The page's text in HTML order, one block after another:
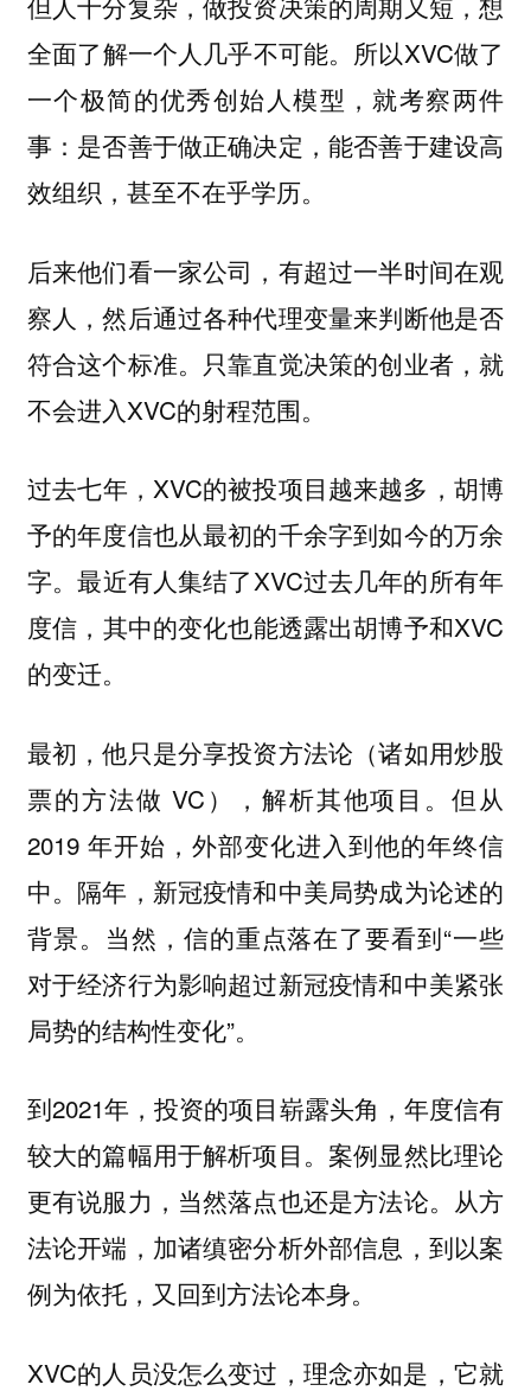
全面了解一个人几乎不可能。所以XVC做了
一个极简的优秀创始人模型，就考察两件
事：是否善于做正确决定，能否善于建设高
效组织，甚至不在乎学历。
后来他们看一家公司，有超过一半时间在观
察人，然后通过各种代理变量来判断他是否
符合这个标准。只靠直觉决策的创业者，就
不会进入XVC的射程范围。
过去七年，XVC的被投项目越来越多，胡博
予的年度信也从最初的千余字到如今的万余
字。最近有人集结了XVC过去几年的所有年
度信，其中的变化也能透露出胡博予和XVC
的变迁。
最初，他只是分享投资方法论（诸如用炒股
票的方法做 VC），解析其他项目。但从
2019 年开始，外部变化进入到他的年终信
中。隔年，新冠疫情和中美局势成为论述的
背景。当然，信的重点落在了要看到“一些
对于经济行为影响超过新冠疫情和中美紧张
局势的结构性变化”。
到2021年，投资的项目崭露头角，年度信有
较大的篇幅用于解析项目。案例显然比理论
更有说服力，当然落点也还是方法论。从方
法论开端，加诸缜密分析外部信息，到以案
例为依托，又回到方法论本身。
XVC的人员没怎么变过，理念亦如是，它就